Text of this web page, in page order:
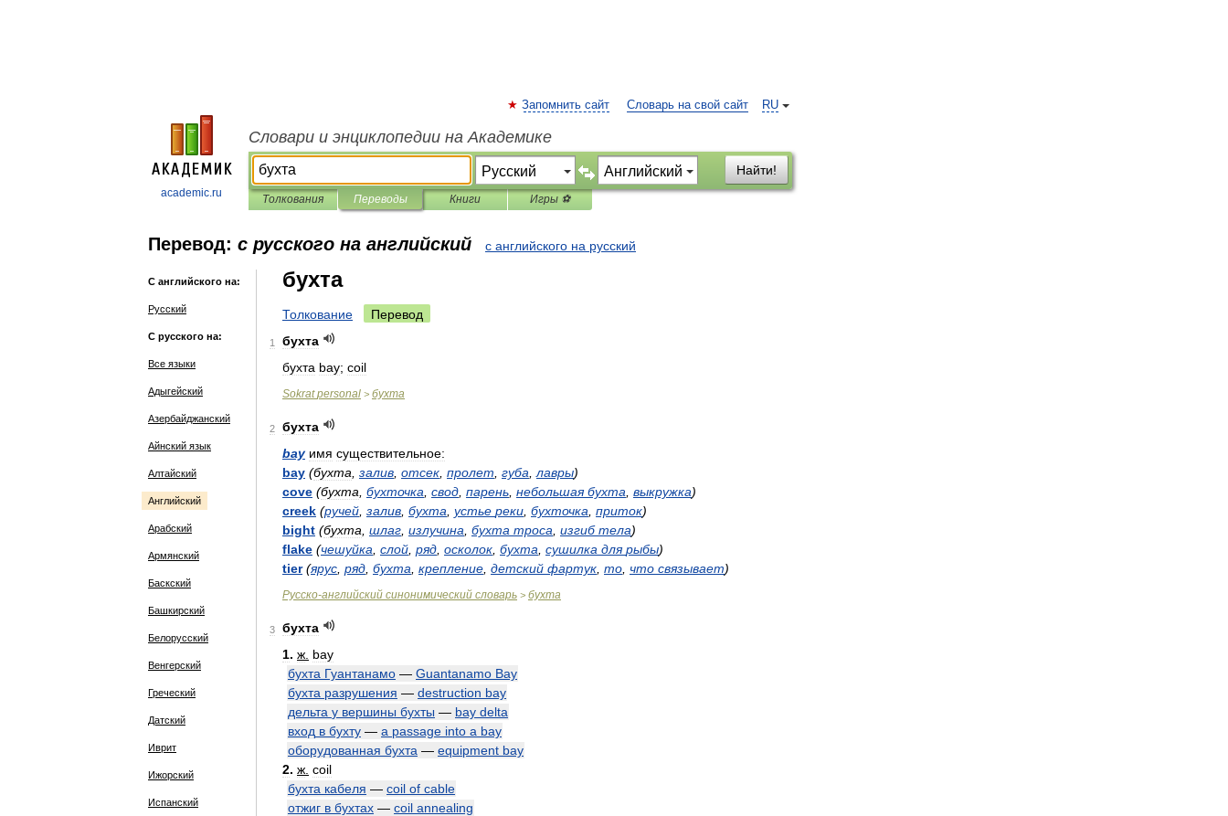
academic.ru
RU
Запомнить сайт Словарь на свой сайт
Словари и энциклопедии на Академике
Найти!
Толкования Переводы Книги Игры ⚽
Перевод: с русского на английский с английского на русский
С английского на:
Русский
С русского на:
Все языки
Адыгейский
Азербайджанский
Айнский язык
Алтайский
Английский
Арабский
Армянский
Баскский
Башкирский
Белорусский
Венгерский
Греческий
Датский
Иврит
Ижорский
Испанский
бухта
Толкование Перевод
1
бухта
бухта bay; coil
Sokrat personal > бухта
2
бухта
bay имя существительное:
bay (бухта залив отсек пролет губа лавры)
cove (бухта бухточка свод парень небольшая бухта выкружка)
creek (ручей залив бухта устье реки бухточка приток)
bight (бухта шлаг излучина бухта троса изгиб тела)
flake (чешуйка слой ряд осколок бухта сушилка для рыбы)
tier (ярус ряд бухта крепление детский фартук то что связывает)
Русско-английский синонимический словарь > бухта
3
бухта
1. ж bay
бухта Гуантанамо — Guantanamo Bay
бухта разрушения — destruction bay
дельта у вершины бухты — bay delta
вход в бухту — a passage into a bay
оборудованная бухта — equipment bay
2. ж coil
бухта кабеля — coil of cable
отжиг в бухтах — coil annealing